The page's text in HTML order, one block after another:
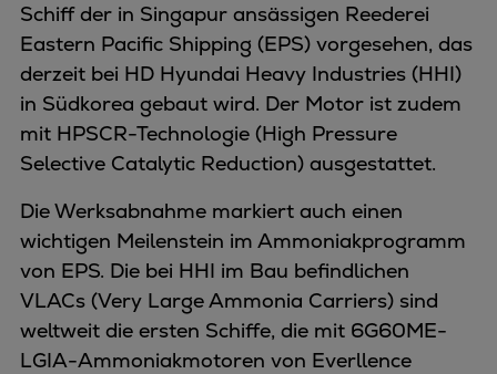
Schiff der in Singapur ansässigen Reederei
Eastern Pacific Shipping (EPS) vorgesehen, das
derzeit bei HD Hyundai Heavy Industries (HHI)
in Südkorea gebaut wird. Der Motor ist zudem
mit HPSCR-Technologie (High Pressure
Selective Catalytic Reduction) ausgestattet.
Die Werksabnahme markiert auch einen
wichtigen Meilenstein im Ammoniakprogramm
von EPS. Die bei HHI im Bau befindlichen
VLACs (Very Large Ammonia Carriers) sind
weltweit die ersten Schiffe, die mit 6G60ME-
LGIA-Ammoniakmotoren von Everllence